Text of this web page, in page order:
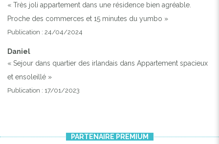
« Très joli appartement dans une résidence bien agréable.
Proche des commerces et 15 minutes du yumbo »
Publication : 24/04/2024
Daniel
« Sejour dans quartier des irlandais dans Appartement spacieux
et ensoleillé »
Publication : 17/01/2023
PARTENAIRE PREMIUM